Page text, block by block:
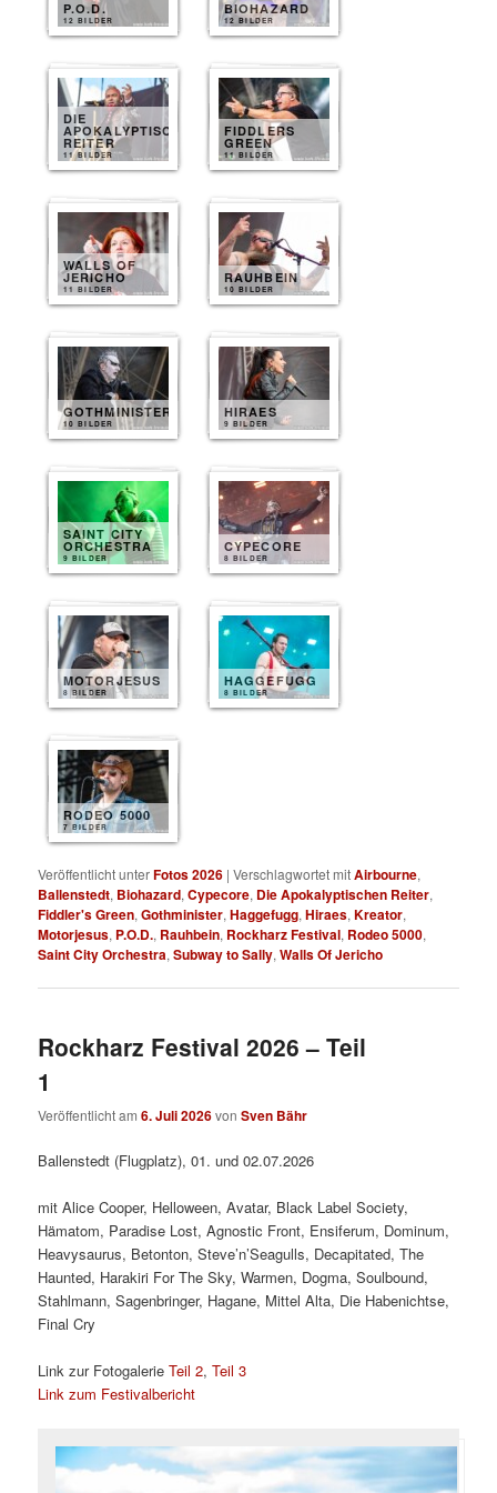
P.O.D.
12 BILDER
BIOHAZARD
12 BILDER
DIE
APOKALYPTISCHEN
REITER
11 BILDER
FIDDLERS
GREEN
11 BILDER
WALLS OF
JERICHO
11 BILDER
RAUHBEIN
10 BILDER
GOTHMINISTER
10 BILDER
HIRAES
9 BILDER
SAINT CITY
ORCHESTRA
9 BILDER
CYPECORE
8 BILDER
MOTORJESUS
8 BILDER
HAGGEFUGG
8 BILDER
RODEO 5000
7 BILDER
Veröffentlicht unterFotos 2026 |Verschlagwortet mitAirbourne,
Ballenstedt, Biohazard,Cypecore, Die Apokalyptischen Reiter,
Fiddler's Green,Gothminister,Haggefugg,Hiraes,Kreator,
Motorjesus, P.O.D., Rauhbein, Rockharz Festival, Rodeo 5000,
Saint City Orchestra,Subway to Sally,Walls Of Jericho
Rockharz Festival 2026 – Teil
1
Veröffentlicht am6. Juli 2026vonSven Bähr
Ballenstedt (Flugplatz), 01. und 02.07.2026
mit Alice Cooper, Helloween, Avatar, Black Label Society,
Hämatom, Paradise Lost, Agnostic Front, Ensiferum, Dominum,
Heavysaurus, Betonton, Steve’n’Seagulls, Decapitated, The
Haunted, Harakiri For The Sky, Warmen, Dogma, Soulbound,
Stahlmann, Sagenbringer, Hagane, Mittel Alta, Die Habenichtse,
Final Cry
Link zur FotogalerieTeil 2,Teil 3
Link zum Festivalbericht